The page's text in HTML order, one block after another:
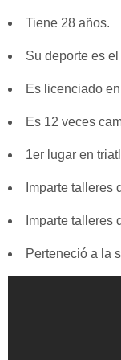
Tiene 28 años.
Su deporte es el
Es licenciado
Es 12 veces
1er lugar en
Imparte talleres
Imparte talleres
Perteneció a la